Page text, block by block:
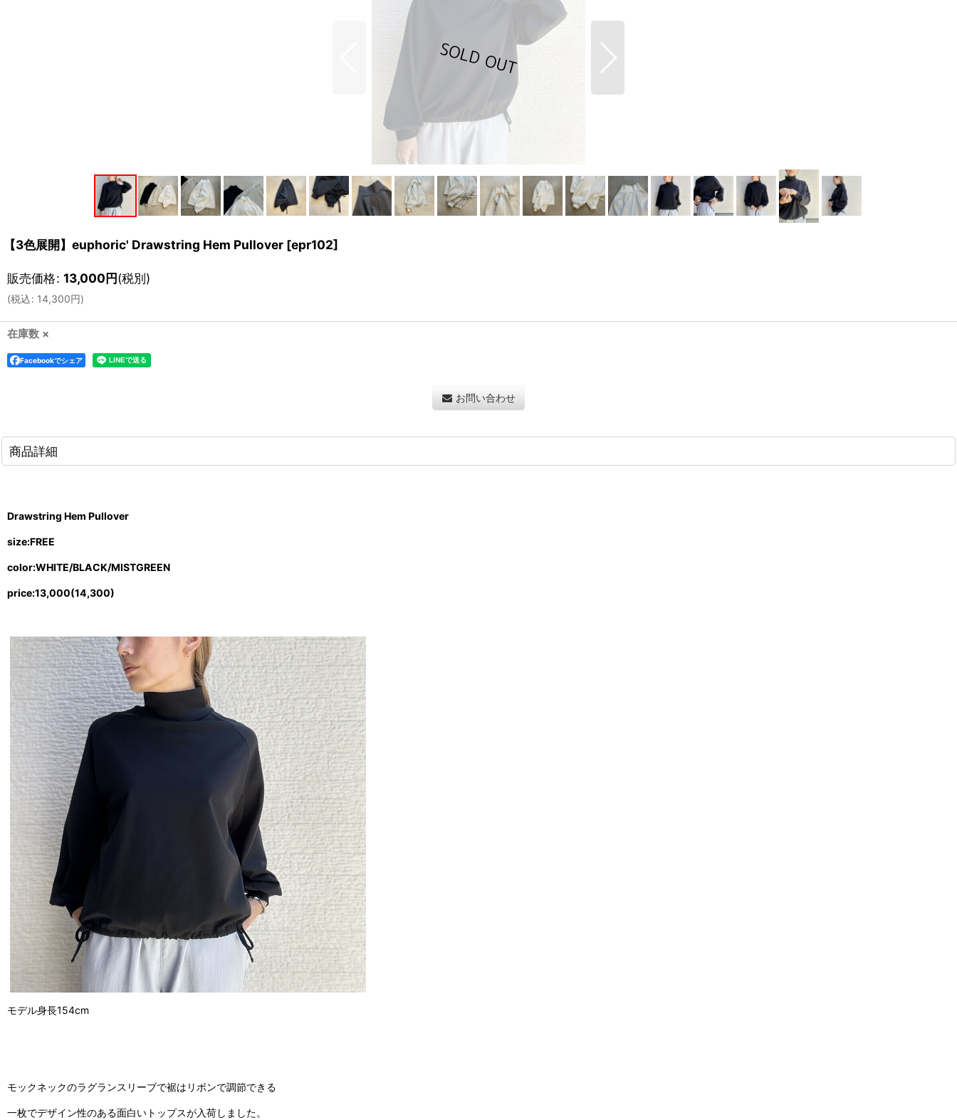
【3色展開】euphoric' Drawstring Hem Pullover [epr102]
販売価格: 13,000円(税別)
(税込: 14,300円)
在庫数 ×
Facebookでシェア
お問い合わせ
商品詳細
Drawstring Hem Pullover
size:FREE
color:WHITE/BLACK/MISTGREEN
price:13,000(14,300)
モデル身長154cm
モックネックのラグランスリーブで裾はリボンで調節できる
一枚でデザイン性のある面白いトップスが入荷しました。